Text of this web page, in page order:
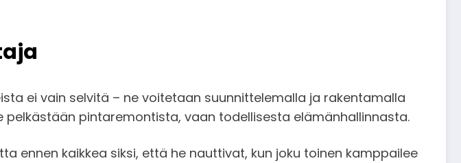
ei vain selvitä – ne voitetaan suunnittelemalla ja rakentamalla
pintaremontista, vaan todellisesta elämänhallinnasta.
ennen kaikkea siksi, että he nauttivat, kun joku toinen kamppailee